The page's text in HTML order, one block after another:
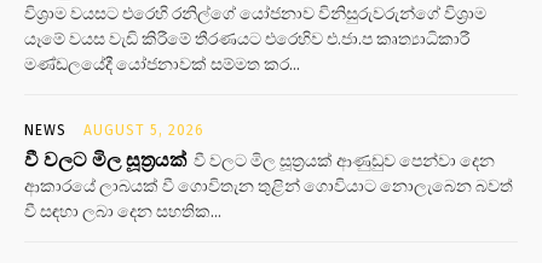
විශ්‍රාම වයසට එරෙහි රනිල්ගේ යෝජනාව විනිසුරුවරුන්ගේ විශ්‍රාම
යෑමේ වයස වැඩි කිරීමේ තීරණයට එරෙහිව එ.ජා.ප කෘත්‍යාධිකාරී
මණ්ඩලයේදී යෝජනාවක් සම්මත කර...
NEWS AUGUST 5, 2026
වී වලට මිල සූත්‍රයක් වී වලට මිල සූත්‍රයක් ආණුඩුව පෙන්වා දෙන
ආකාරයේ ලාබයක් වී ගොවිතැන තුළින් ගොවියාට නොලැබෙන බවත්
වී සඳහා ලබා දෙන සහතික...